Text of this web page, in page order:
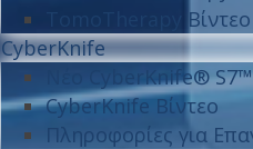
TomoTherapy Βίντεο
CyberKnife
Νέο CyberKnife® S7™
CyberKnife Βίντεο
Πληροφορίες για